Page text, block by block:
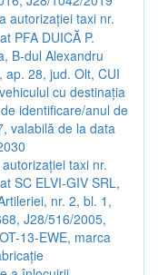
autorizației taxi nr.
PFA DUICĂ P.
B-dul Alexandru
ap. 28, jud. Olt, CUI
cu destinația
identificare/anul de
valabilă de la data
taxi nr.
SC ELVI-GIV SRL,
nr. 2, bl. 1,
J28/516/2005,
13-EWE, marca